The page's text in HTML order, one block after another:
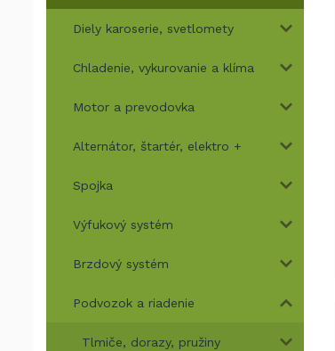
Diely karoserie, svetlomety
Chladenie, vykurovanie a klíma
Motor a prevodovka
Alternátor, štartér, elektro +
Spojka
Výfukový systém
Brzdový systém
Podvozok a riadenie
Tlmiče, dorazy, pružiny